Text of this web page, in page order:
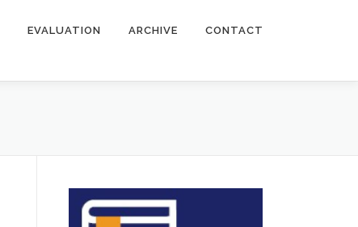
EVALUATION ARCHIVE CONTACT